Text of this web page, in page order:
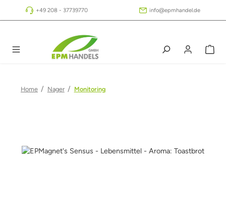
Zum Hauptinhalt springen
+49 208 - 37739770 info@epmhandel.de
Home / Nager / Monitoring
Bildergalerie überspringen